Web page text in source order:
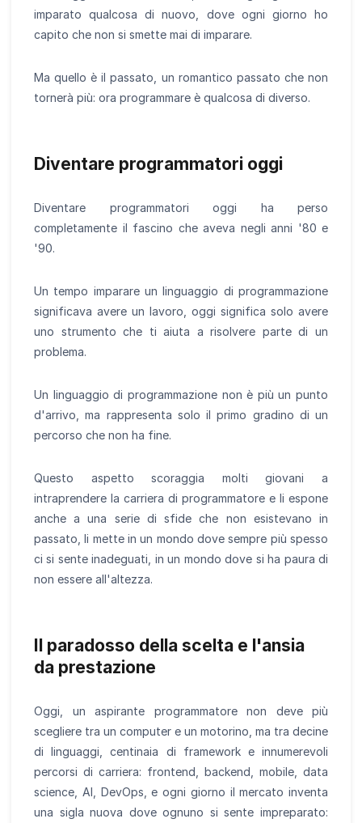
imparato qualcosa di nuovo, dove ogni giorno ho
capito che non si smette mai di imparare.
Ma quello è il passato, un romantico passato che non
tornerà più: ora programmare è qualcosa di diverso.
Diventare programmatori oggi
Diventare programmatori oggi ha perso
completamente il fascino che aveva negli anni '80 e
'90.
Un tempo imparare un linguaggio di programmazione
significava avere un lavoro, oggi significa solo avere
uno strumento che ti aiuta a risolvere parte di un
problema.
Un linguaggio di programmazione non è più un punto
d'arrivo, ma rappresenta solo il primo gradino di un
percorso che non ha fine.
Questo aspetto scoraggia molti giovani a
intraprendere la carriera di programmatore e li espone
anche a una serie di sfide che non esistevano in
passato, li mette in un mondo dove sempre più spesso
ci si sente inadeguati, in un mondo dove si ha paura di
non essere all'altezza.
Il paradosso della scelta e l'ansia
da prestazione
Oggi, un aspirante programmatore non deve più
scegliere tra un computer e un motorino, ma tra decine
di linguaggi, centinaia di framework e innumerevoli
percorsi di carriera: frontend, backend, mobile, data
science, AI, DevOps, e ogni giorno il mercato inventa
una sigla nuova dove ognuno si sente impreparato: